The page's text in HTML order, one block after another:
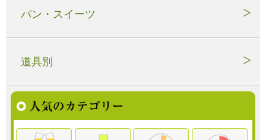
パン・スイーツ
道具別